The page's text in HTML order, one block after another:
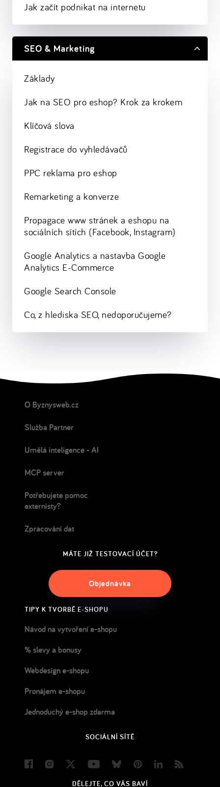
Jak začít podnikat na internetu
SEO & Marketing
Základy
Jak na SEO pro eshop? Krok za krokem
Klíčová slova
Registrace do vyhledávačů
PPC reklama pro eshop
Remarketing a konverze
Propagace www stránek a eshopu na
sociálních sítích (Facebook, Instagram)
Google Analytics a nastavba Google
Analytics E-Commerce
Google Search Console
Co, z hlediska SEO, nedoporučujeme?
O Byznysweb.cz
Služba Partner
Umělá inteligence - AI
MCP server
Potřebujete pomoc
externisty?
Zpracování dat
MÁTE JIŽ TESTOVACÍ ÚČET?
Objednávka
TIPY K TVORBĚ E-SHOPU
Návod na vytvoření e-shopu
% slevy a bonusy
Webdesign e-shopu
Pronájem e-shopu
Jednoduchý e-shop zdarma
SOCIÁLNÍ SÍTĚ
FacebookInstagram
Twitter YoutubeBlueskyPinterestLinkedIn
DĚLEJTE, CO VÁS BAVÍ